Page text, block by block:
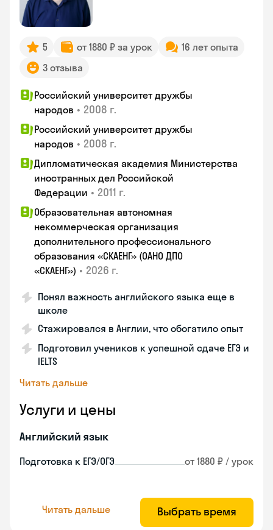
5 от 1880 ₽ за урок
16 лет опыта
3 отзыва
Российский университет дружбы
народов • 2008 г.
Российский университет дружбы
народов • 2008 г.
Дипломатическая академия Министерства
иностранных дел Российской
Федерации • 2011 г.
Образовательная автономная
некоммерческая организация
дополнительного профессионального
образования «СКАЕНГ» (ОАНО ДПО
«СКАЕНГ») • 2026 г.
Понял важность английского языка еще в
школе
Стажировался в Англии, что обогатило опыт
Подготовил учеников к успешной сдаче ЕГЭ и
IELTS
Читать дальше
Услуги и цены
Английский язык
Подготовка к ЕГЭ/ОГЭ от 1880 ₽ / урок
Читать дальше Выбрать время